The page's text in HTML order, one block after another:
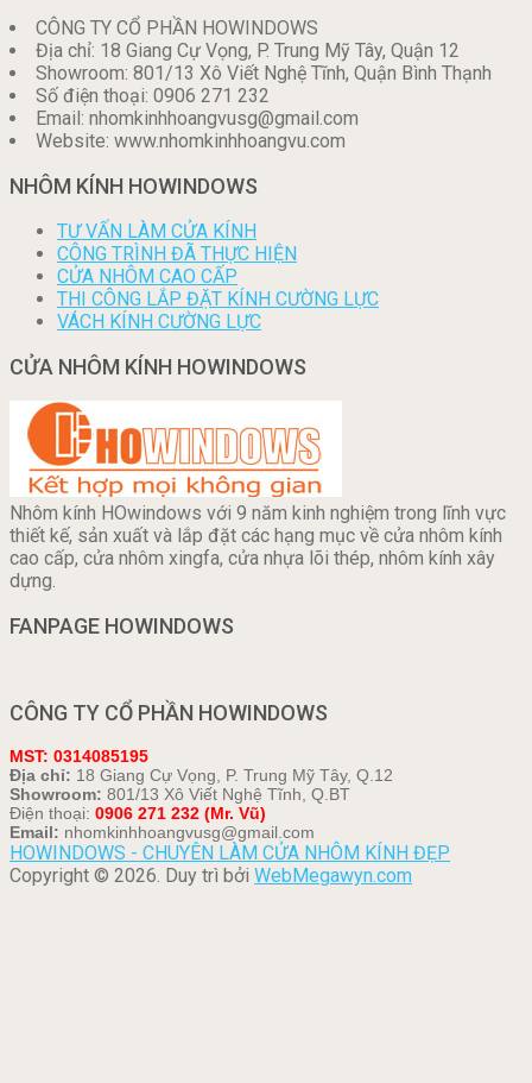
CÔNG TY CỔ PHẦN HOWINDOWS
Địa chỉ: 18 Giang Cự Vọng, P. Trung Mỹ Tây, Quận 12
Showroom: 801/13 Xô Viết Nghệ Tĩnh, Quận Bình Thạnh
Số điện thoại: 0906 271 232
Email: nhomkinhhoangvusg@gmail.com
Website: www.nhomkinhhoangvu.com
NHÔM KÍNH HOWINDOWS
TƯ VẤN LÀM CỬA KÍNH
CÔNG TRÌNH ĐÃ THỰC HIỆN
CỬA NHÔM CAO CẤP
THI CÔNG LẮP ĐẶT KÍNH CƯỜNG LỰC
VÁCH KÍNH CƯỜNG LỰC
CỬA NHÔM KÍNH HOWINDOWS
Nhôm kính HOwindows với 9 năm kinh nghiệm trong lĩnh vực
thiết kế, sản xuất và lắp đặt các hạng mục về cửa nhôm kính
cao cấp, cửa nhôm xingfa, cửa nhựa lõi thép, nhôm kính xây
dựng.
FANPAGE HOWINDOWS
CÔNG TY CỔ PHẦN HOWINDOWS
MST: 0314085195
Địa chỉ: 18 Giang Cự Vọng, P. Trung Mỹ Tây, Q.12
Showroom: 801/13 Xô Viết Nghệ Tĩnh, Q.BT
Điện thoại: 0906 271 232 (Mr. Vũ)
Email: nhomkinhhoangvusg@gmail.com
HOWINDOWS - CHUYÊN LÀM CỬA NHÔM KÍNH ĐẸP
Copyright © 2026. Duy trì bởi WebMegawyn.com